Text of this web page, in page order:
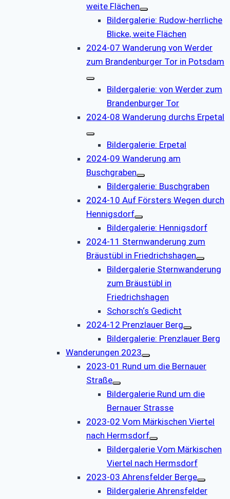
weite Flächen
Bildergalerie: Rudow-herrliche
Blicke, weite Flächen
2024-07 Wanderung von Werder
zum Brandenburger Tor in Potsdam
Bildergalerie: von Werder zum
Brandenburger Tor
2024-08 Wanderung durchs Erpetal
Bildergalerie: Erpetal
2024-09 Wanderung am
Buschgraben
Bildergalerie: Buschgraben
2024-10 Auf Försters Wegen durch
Hennigsdorf
Bildergalerie: Hennigsdorf
2024-11 Sternwanderung zum
Bräustübl in Friedrichshagen
Bildergalerie Sternwanderung
zum Bräustübl in
Friedrichshagen
Schorsch‘s Gedicht
2024-12 Prenzlauer Berg
Bildergalerie: Prenzlauer Berg
Wanderungen 2023
2023-01 Rund um die Bernauer
Straße
Bildergalerie Rund um die
Bernauer Strasse
2023-02 Vom Märkischen Viertel
nach Hermsdorf
Bildergalerie Vom Märkischen
Viertel nach Hermsdorf
2023-03 Ahrensfelder Berge
Bildergalerie Ahrensfelder